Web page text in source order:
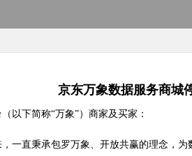
京东万象数据服务商城
以下简称“万象”）商家及买家：
一直秉承包罗万象、开放共赢的理念，
况